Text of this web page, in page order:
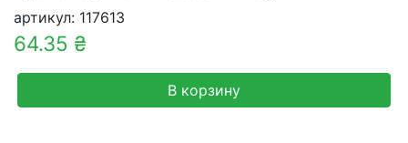
артикул: 117613
64.35 ₴
В корзину